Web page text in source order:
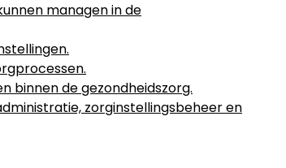
managen in de
binnen de gezondheidszorg.
zorginstellingsbeheer en